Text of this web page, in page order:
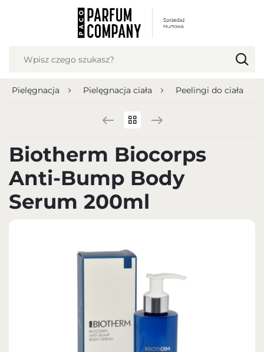
Pielęgnacja Pielęgnacja ciała Peelingi do ciała
Biotherm Biocorps
Anti-Bump Body
Serum 200ml
USTAWIENIA REGIONALNE
Język
Polish zloty (PLN)
ZAPISZ